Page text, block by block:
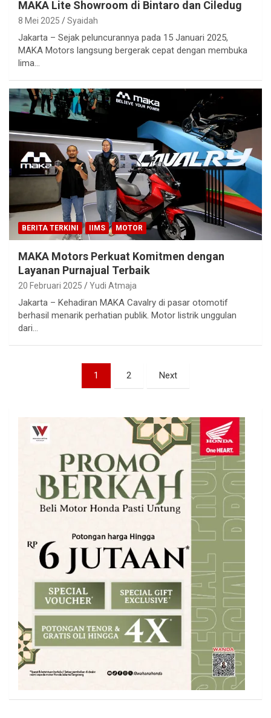
MAKA Lite Showroom di Bintaro dan Ciledug
8 Mei 2025 Syaidah
Jakarta – Sejak peluncurannya pada 15 Januari 2025,
MAKA Motors langsung bergerak cepat dengan membuka
lima…
BERITA TERKINI IIMS MOTOR
MAKA Motors Perkuat Komitmen dengan
Layanan Purnajual Terbaik
20 Februari 2025 Yudi Atmaja
Jakarta – Kehadiran MAKA Cavalry di pasar otomotif
berhasil menarik perhatian publik. Motor listrik unggulan
dari…
1 2 Next